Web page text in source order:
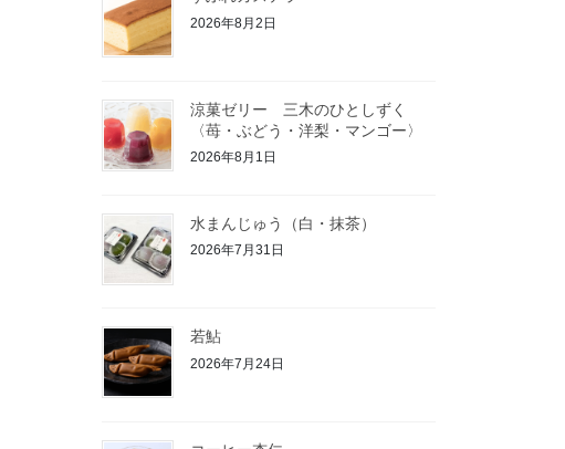
2026年8月2日
涼菓ゼリー 三木のひとしずく
〈苺・ぶどう・洋梨・マンゴー〉
2026年8月1日
水まんじゅう（白・抹茶）
2026年7月31日
若鮎
2026年7月24日